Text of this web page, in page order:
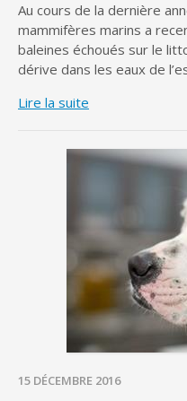
Au cours de la dernière
mammifères marins a
baleines échoués sur le
dérive dans les eaux de
Lire la suite
15 DÉCEMBRE 2016